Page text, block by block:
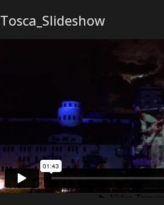
Tosca_Slideshow